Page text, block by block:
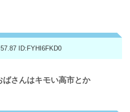
ID:FYHI6FKD0
ばさんはキモい高市とか